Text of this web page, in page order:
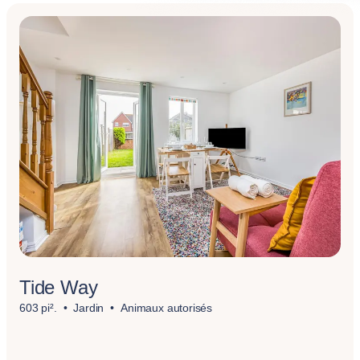
Tide Way
603 pi². Jardin Animaux autorisés